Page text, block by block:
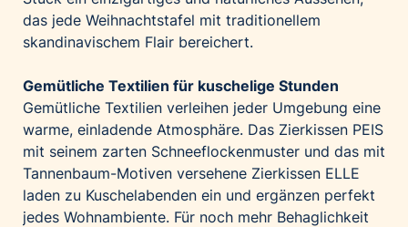
das jede Weihnachtstafel mit traditionellem
skandinavischem Flair bereichert.
Gemütliche Textilien für kuschelige Stunden
Gemütliche Textilien verleihen jeder Umgebung eine
warme, einladende Atmosphäre. Das Zierkissen PEIS
mit seinem zarten Schneeflockenmuster und das mit
Tannenbaum-Motiven versehene Zierkissen ELLE
laden zu Kuschelabenden ein und ergänzen perfekt
jedes Wohnambiente. Für noch mehr Behaglichkeit